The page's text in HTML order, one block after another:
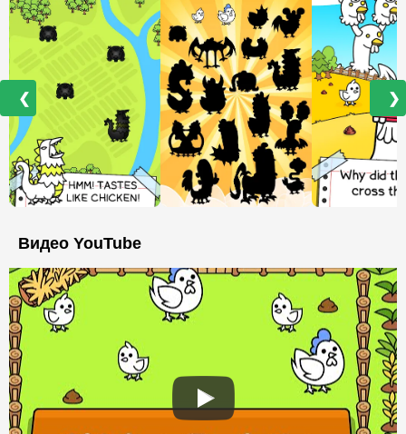
❮ ❯
Видео YouTube